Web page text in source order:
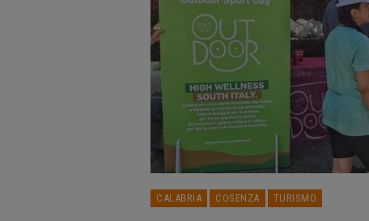
CALABRIA COSENZA TURISMO